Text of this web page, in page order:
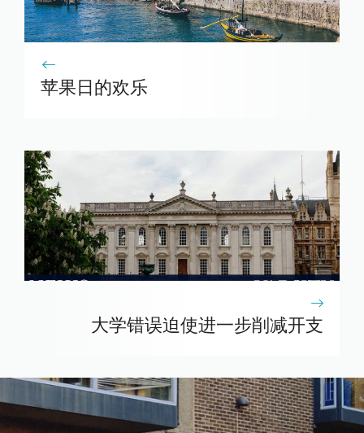
苹果日的欢乐
大学错误迫使进一步削减开支